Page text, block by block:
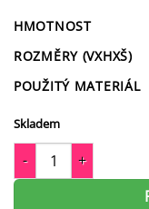
HMOTNOST
ROZMĚRY (VXHXŠ)
POUŽITÝ MATERIÁL
Skladem
Láhev na pití Topgal